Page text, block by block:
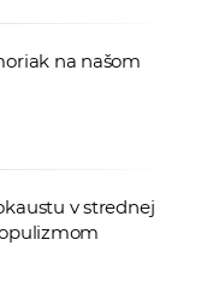
na našom
v strednej